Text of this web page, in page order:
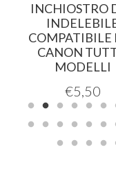
INCHIOSTRO
COMPATIBILE
CANON
MODELLI
€5,50